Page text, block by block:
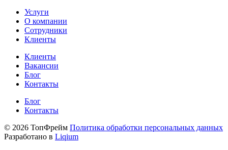
Услуги
О компании
Сотрудники
Клиенты
Клиенты
Вакансии
Блог
Контакты
Блог
Контакты
© 2026 ТопФрейм Политика обработки персональных данных
Разработано в Liqium